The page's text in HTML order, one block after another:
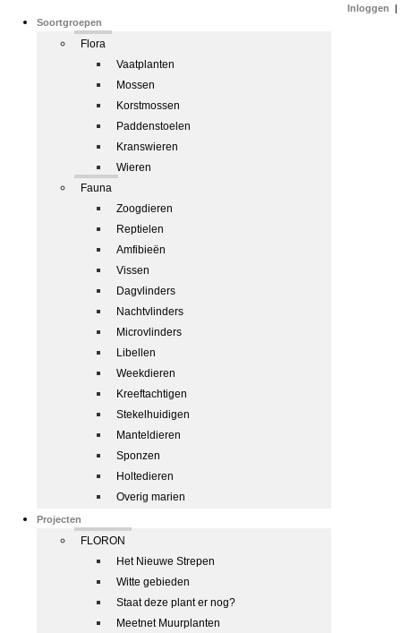
Soortgroepen
Flora
Vaatplanten
Mossen
Korstmossen
Paddenstoelen
Kranswieren
Wieren
Fauna
Zoogdieren
Reptielen
Amfibieën
Vissen
Dagvlinders
Nachtvlinders
Microvlinders
Libellen
Weekdieren
Kreeftachtigen
Stekelhuidigen
Manteldieren
Sponzen
Holtedieren
Overig marien
Projecten
FLORON
Het Nieuwe Strepen
Witte gebieden
Staat deze plant er nog?
Meetnet Muurplanten
Inloggen |